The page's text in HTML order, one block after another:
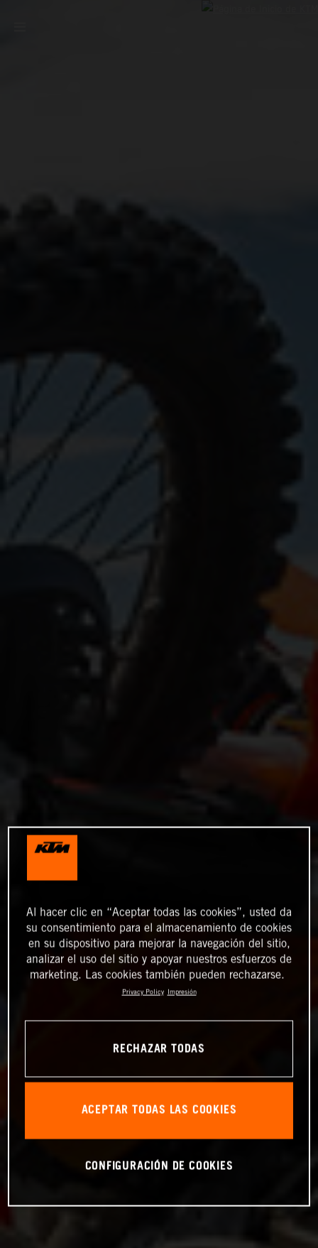
Al hacer clic en “Aceptar todas las cookies”, usted da
su consentimiento para el almacenamiento de cookies
en su dispositivo para mejorar la navegación del sitio,
analizar el uso del sitio y apoyar nuestros esfuerzos de
marketing. Las cookies también pueden rechazarse.
Privacy Policy Impresión
RECHAZAR TODAS
ACEPTAR TODAS LAS COOKIES
CONFIGURACIÓN DE COOKIES